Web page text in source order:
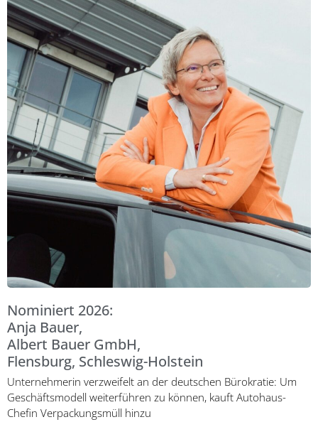
Nominiert 2026:
Anja Bauer,
Albert Bauer GmbH,
Flensburg, Schleswig-Holstein
Unternehmerin verzweifelt an der deutschen Bürokratie: Um
Geschäftsmodell weiterführen zu können, kauft Autohaus-
Chefin Verpackungsmüll hinzu